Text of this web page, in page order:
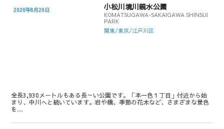
2020年8月20日 小松川境川親水公園
KOMATSUGAWA-SAKAIGAWA SHINSUI
PARK
関東/東京/江戸川区
全長3,930メートルもある長～い公園です。「本一色１丁目」付近から始
まり、中川へと続いています。岩や橋、季節の花木など、さまざまな景色
を…